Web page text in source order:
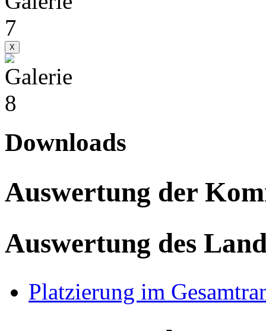
X
Downloads
Auswertung der
Auswertung des
Platzierung im